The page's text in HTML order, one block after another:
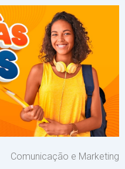
Comunicação e Marketing